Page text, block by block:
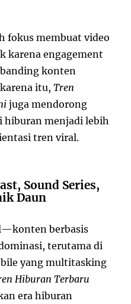
fokus membuat video
karena engagement
konten
karena itu,Tren
juga mendorong
hiburan menjadi lebih
tren viral.
Sound Series,
Daun
berbasis
terutama di
yang multitasking
Hiburan Terbaru
era hiburan